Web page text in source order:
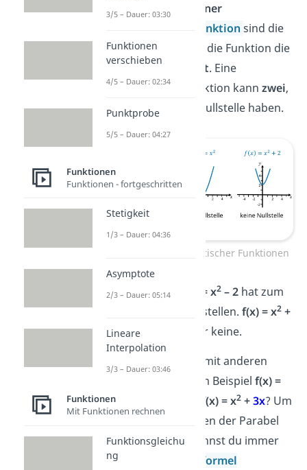
Die Nullstellen
einer
quadratischen Funktionsind die
Punkte, an denen die Funktion die
x-Achse schneidet. Eine
quadratische Funktion kannzwei,
eineoder Nullstelle haben.
Nullstellen quadratischer Funktionen
Die Funktion f(x) = x2 – 2 hat zum
Beispiel zwei Nullstellen.f(x) = x2 +
2hat dagegen gar keine.
Aber wie sieht es mit anderen
aus, zum Beispielf(x) =
2
f(x) = x2 +3x? Um
dann die Nullstellen der Parabel
zu berechnen, kannst du immer
die
Mitternachtsformel
3/5 – Dauer: 03:30
Funktionen
verschieben
4/5 – Dauer: 02:34
Punktprobe
5/5 – Dauer: 04:27
Funktionen
Funktionen - fortgeschritten
Stetigkeit
1/3 – Dauer: 04:36
Asymptote
2/3 – Dauer: 05:14
Lineare
Interpolation
3/3 – Dauer: 03:46
Funktionen
Mit Funktionen rechnen
Funktionsgleichu
ng